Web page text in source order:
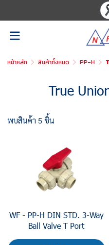
หน้าหลัก สินค้าทั้งหมด PP-H
True
พบสินค้า 5 ชิ้น
WF - PP-H DIN STD. 3-Way
Ball Valve T Port